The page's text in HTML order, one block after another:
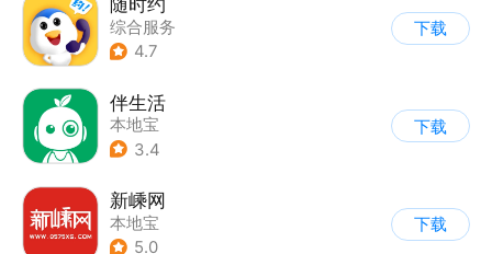
综合服务
4.7
下载
伴生活
本地宝
3.4
下载
新嵊网
本地宝
5.0
下载